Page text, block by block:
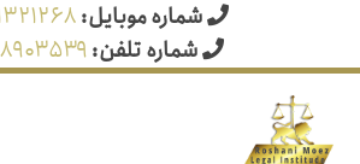
شماره موبایل:
شماره تلفن: